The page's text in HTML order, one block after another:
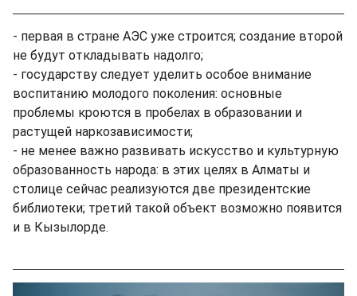
- первая в стране АЭС уже строится; создание второй
не будут откладывать надолго;
- государству следует уделить особое внимание
воспитанию молодого поколения: основные
проблемы кроются в пробелах в образовании и
растущей наркозависимости;
- не менее важно развивать искусство и культурную
образованность народа: в этих целях в Алматы и
столице сейчас реализуются две президентские
библиотеки; третий такой объект возможно появится
и в Кызылорде.